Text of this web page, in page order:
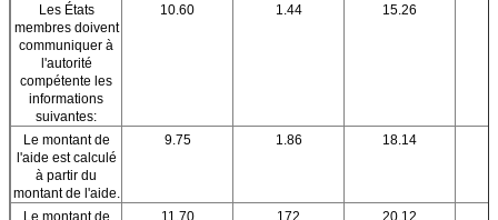
Les États
membres doivent
communiquer à
l'autorité
compétente les
informations
suivantes:
10.60 1.44 15.26
Le montant de
l'aide est calculé
à partir du
montant de l'aide.
9.75 1.86 18.14
Le montant de
11.70 172 20.12